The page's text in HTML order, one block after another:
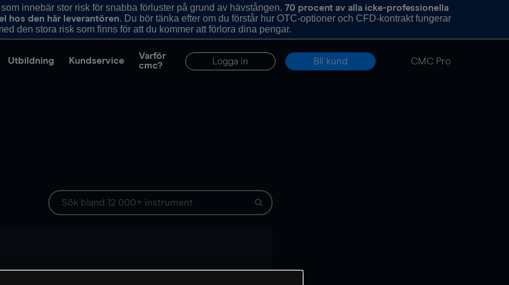
innebär stor risk för snabba förluster på grund av hävstången. 70 procent av alla icke-professionella
hos den här leverantören. Du bör tänka efter om du förstår hur OTC-optioner och CFD-kontrakt fungerar
den stora risk som finns för att du kommer att förlora dina pengar.
Utbildning Kundservice
Varför
cmc?
Logga in Bli kund CMC Pro